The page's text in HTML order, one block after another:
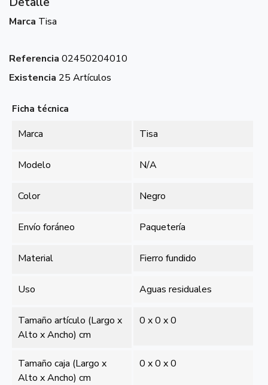
Marca Tisa
Referencia 02450204010
Existencia 25 Artículos
Ficha técnica
Marca Tisa
Modelo N/A
Color Negro
Envío foráneo Paquetería
Material Fierro fundido
Uso Aguas residuales
Tamaño artículo (Largo x
Alto x Ancho) cm
0 x 0 x 0
Tamaño caja (Largo x
Alto x Ancho) cm
0 x 0 x 0